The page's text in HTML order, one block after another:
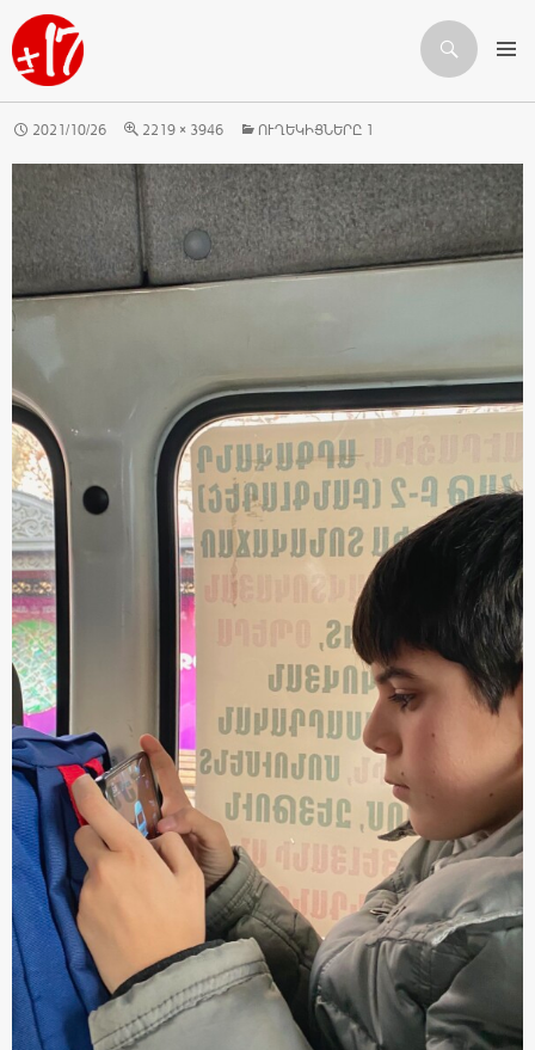
Որոնում
ԱՆՑՆԵԼ ԲՈՎԱՆԴԱԿՈՒԹՅԱՆԸ
2021/10/26 2219 × 3946 ՈՒՂԵԿԻՑՆԵՐԸ 1